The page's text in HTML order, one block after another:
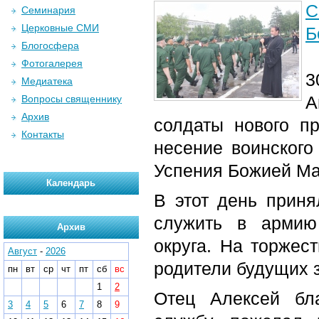
солдаты нового
несение
Успения Божией
В этот день
служить в армию
округа. На
родители будущих
Отец Алексей
Семинария
Церковные СМИ
Блогосфера
Фотогалерея
Медиатека
Вопросы священнику
Архив
Контакты
Календарь
Архив
Август - 2026
пн
вт ср чт пт сб
вс
1
2
3
4 5 6 7 8
9